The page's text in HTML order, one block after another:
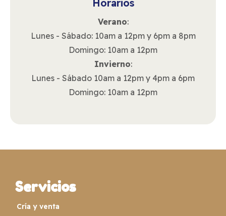
Horarios
Verano:
Lunes - Sábado: 10am a 12pm y 6pm a 8pm
Domingo: 10am a 12pm
Invierno:
Lunes - Sábado 10am a 12pm y 4pm a 6pm
Domingo: 10am a 12pm
Servicios
Cría y venta